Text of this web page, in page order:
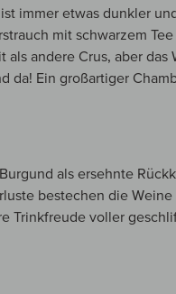
immer etwas dunkler
mit schwarzem
andere Crus, aber das
da! Ein großartiger
als ersehnte
bestechen die
Trinkfreude voller